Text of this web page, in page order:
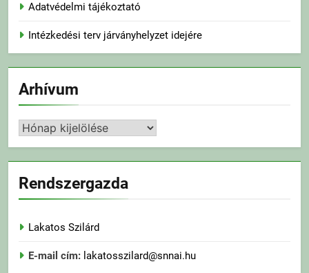
Adatvédelmi tájékoztató
Intézkedési terv járványhelyzet idejére
Arhívum
Arhívum
Rendszergazda
Lakatos Szilárd
E-mail cím: lakatosszilard@snnai.hu